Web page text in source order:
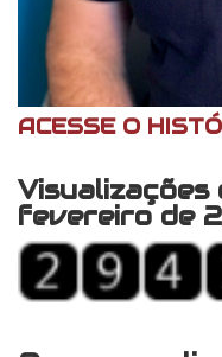
ACESSE O
fevereiro de